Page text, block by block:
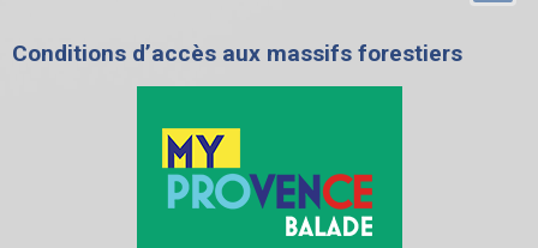
Conditions d’accès aux massifs forestiers